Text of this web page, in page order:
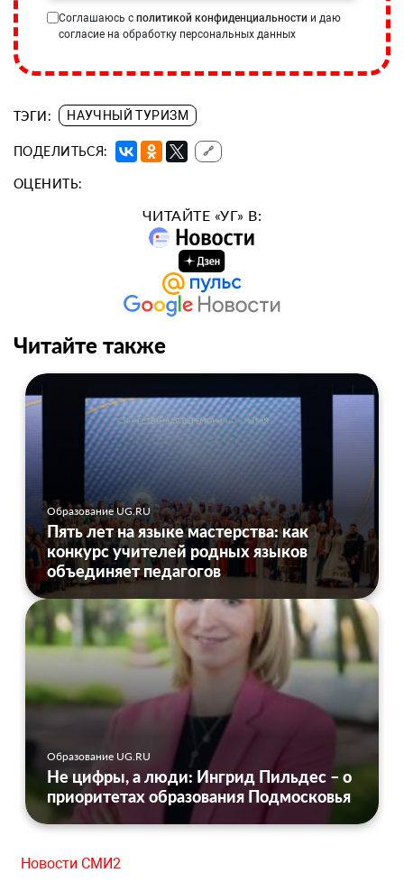
Соглашаюсь с политикой конфиденциальности и даю
согласие на обработку персональных данных
ТЭГИ: НАУЧНЫЙ ТУРИЗМ
ПОДЕЛИТЬСЯ: 🔗
ОЦЕНИТЬ:
ЧИТАЙТЕ «УГ» В:
Читайте также
Образование UG.RU
Пять лет на языке мастерства: как
конкурс учителей родных языков
объединяет педагогов
Образование UG.RU
Не цифры, а люди: Ингрид Пильдес – о
приоритетах образования Подмосковья
Новости СМИ2